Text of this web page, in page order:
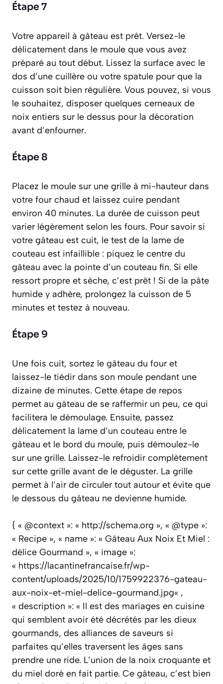
Étape 7
Votre appareil à gâteau est prêt. Versez-le
délicatement dans le moule que vous avez
préparé au tout début. Lissez la surface avec le
dos d’une cuillère ou votre spatule pour que la
cuisson soit bien régulière. Vous pouvez, si vous
le souhaitez, disposer quelques cerneaux de
noix entiers sur le dessus pour la décoration
avant d’enfourner.
Étape 8
Placez le moule sur une grille à mi-hauteur dans
votre four chaud et laissez cuire pendant
environ 40 minutes. La durée de cuisson peut
varier légèrement selon les fours. Pour savoir si
votre gâteau est cuit, le test de la lame de
couteau est infaillible : piquez le centre du
gâteau avec la pointe d’un couteau fin. Si elle
ressort propre et sèche, c’est prêt ! Si de la pâte
humide y adhère, prolongez la cuisson de 5
minutes et testez à nouveau.
Étape 9
Une fois cuit, sortez le gâteau du four et
laissez-le tiédir dans son moule pendant une
dizaine de minutes. Cette étape de repos
permet au gâteau de se raffermir un peu, ce qui
facilitera le démoulage. Ensuite, passez
délicatement la lame d’un couteau entre le
gâteau et le bord du moule, puis démoulez-le
sur une grille. Laissez-le refroidir complètement
sur cette grille avant de le déguster. La grille
permet à l’air de circuler tout autour et évite que
le dessous du gâteau ne devienne humide.
{ « @context »: « http://schema.org », « @type »:
« Recipe », « name »: « Gâteau Aux Noix Et Miel :
délice Gourmand », « image »:
« https://lacantinefrancaise.fr/wp-
content/uploads/2025/10/1759922376-gateau-
aux-noix-et-miel-delice-gourmand.jpg« ,
« description »: « Il est des mariages en cuisine
qui semblent avoir été décrétés par les dieux
gourmands, des alliances de saveurs si
parfaites qu’elles traversent les âges sans
prendre une ride. L’union de la noix croquante et
du miel doré en fait partie. Ce gâteau, c’est bien